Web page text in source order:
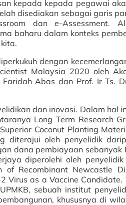
kepada kepada pegawai
disediakan sebagai garis
dan e-Assessment.
baharu dalam konteks
dengan
Malaysia 2020 oleh
Abas dan Prof. Ir Ts.
dan inovasi. Dalam hal
Long Term Research
Coconut Planting
diterajui oleh penyelidik
dana pembiayaan sebanyak
diperolehi oleh
of Recombinant Newcastle
Virus as a Vaccine Candidate.
sebuah institut
khususnya di